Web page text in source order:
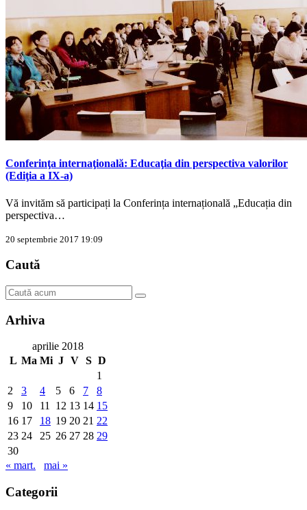
Conferinţa internaţională: Educaţia din perspectiva valorilor
(Ediţia a IX-a)
Vă invităm să participați la Conferința internațională „Educația din
perspectiva…
20 septembrie 2017 19:09
Caută
Arhiva
aprilie 2018
L Ma Mi J V S D
1
2
3 4 5 6 7
8
9
10 11 12 13 14 15
16 17 18 19 20 21 22
23 24 25 26 27 28 29
30
« mart.
mai »
Categorii